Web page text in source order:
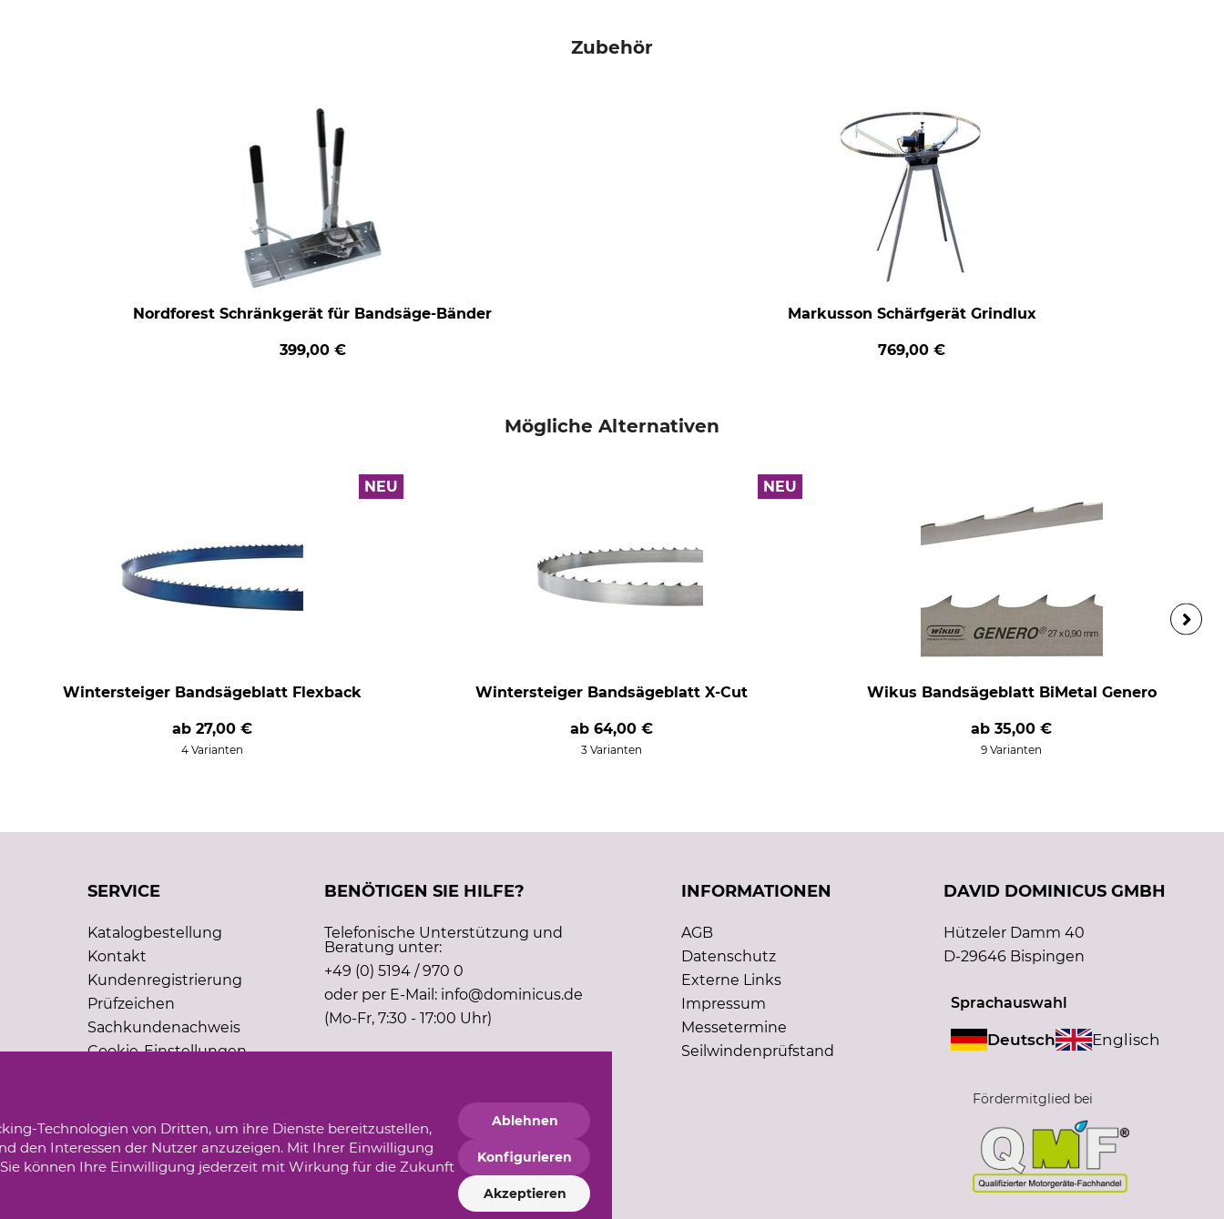
Zubehör
Nordforest Schränkgerät für Bandsäge-Bänder
399,00 €
Markusson Schärfgerät Grindlux
769,00 €
Mögliche Alternativen
NEU
Wintersteiger Bandsägeblatt Flexback
ab27,00 €
4 Varianten
NEU
Wintersteiger Bandsägeblatt X-Cut
ab64,00 €
3 Varianten
Wikus Bandsägeblatt BiMetal Genero
ab35,00 €
9 Varianten
SERVICE
Katalogbestellung
Kontakt
Kundenregistrierung
Prüfzeichen
Sachkundenachweis
Cookie-Einstellungen
BENÖTIGEN SIE HILFE?
Telefonische Unterstützung und
Beratung unter:
+49 (0) 5194 / 970 0
oder per E-Mail: info@dominicus.de
(Mo-Fr, 7:30 - 17:00 Uhr)
INFORMATIONEN
AGB
Datenschutz
Externe Links
Impressum
Messetermine
Seilwindenprüfstand
DAVID DOMINICUS GMBH
Hützeler Damm 40
D-29646 Bispingen
Sprachauswahl
Deutsch Englisch
Fördermitglied bei
Technologien von Dritten, um ihre Dienste bereitzustellen,
den Interessen der Nutzer anzuzeigen. Mit Ihrer Einwilligung
können Ihre Einwilligung jederzeit mit Wirkung für die Zukunft
Ablehnen
Konfigurieren
Akzeptieren